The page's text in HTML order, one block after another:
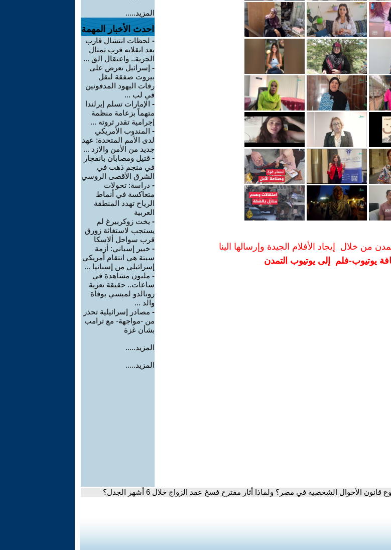
من خلال إيجاد الأفلام الجيدة وإرسالها الينا
يوتيوب-فلم إلى يوتيوب التمدن
المزيد.....
احدث الأخبار المهمة
- لحظات انتشال قارب
بعد انقلابه قرب تمثال
الحرية.. واعتقال الق ...
- إسرائيل تعرض على
بيروت صفقة لنقل
رفات اليهود المدفونين
في لب ...
- الإمارات تسلم إيرلندا
متهماً بزعامة منظمة
إجرامية تقدر ثروته ...
- المندوب الأمريكي
لدى الأمم المتحدة: عهد
جديد من الأمن والازد ...
- قتيل ومصابان بانفجار
في منجم ذهب في
الشرق الأقصى الروسي
- دراسة: تحولات
متعاكسة في أنماط
الرياح تهدد المنطقة
العربية
- يخت زوكربيرغ لم
يستجب لاستغاثة زورق
قرب سواحل ألاسكا
- خبير إسباني: أزمة
سبتة هي انتقام أمريكي
إسرائيلي من إسبانيا ...
- مليون مشاهدة في
ساعات.. حقيقة تعزية
رونالدو لميسي بوفاة
والد ...
- مصادر إسرائيلية تحذر
من -مواجهة- مع ترامب
بشأن غزة
المزيد.....
المزيد.....
الأحوال الشخصية في مصر؟ ولماذا أثار مقترح فسخ عقد الزواج خلال 6 أشهر الجدل؟